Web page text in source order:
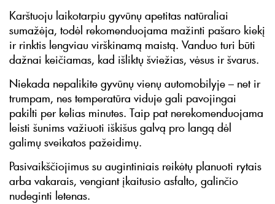
Karštuoju laikotarpiu gyvūnų apetitas natūraliai
sumažėja, todėl rekomenduojama mažinti pašaro kiekį
ir rinktis lengviau virškinamą maistą. Vanduo turi būti
dažnai keičiamas, kad išliktų šviežias, vėsus ir švarus.
Niekada nepalikite gyvūnų vienų automobilyje – net ir
trumpam, nes temperatūra viduje gali pavojingai
pakilti per kelias minutes. Taip pat nerekomenduojama
leisti šunims važiuoti iškišus galvą pro langą dėl
galimų sveikatos pažeidimų.
Pasivaikščiojimus su augintiniais reikėtų planuoti rytais
arba vakarais, vengiant įkaitusio asfalto, galinčio
nudeginti letenas.